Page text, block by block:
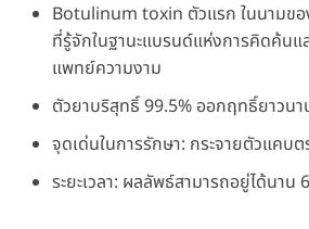
Botulinum toxin ตัวแรก ในนามข
ที่รู้จักในฐานะแบรนด์แห่งการคิดค้นแ
แพทย์ความงาม
ตัวยาบริสุทธิ์ 99.5% ออกฤทธิ์ยาวนา
จุดเด่นในการรักษา: กระจายตัวแคบ
ระยะเวลา: ผลลัพธ์สามารถอยู่ได้นาน